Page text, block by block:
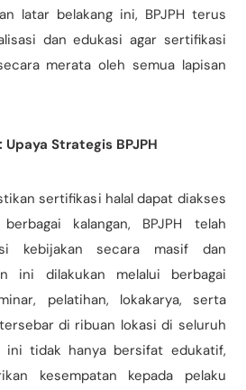
latar belakang ini, BPJPH terus
dan edukasi agar sertifikasi
merata oleh semua lapisan
Strategis BPJPH
sertifikasi halal dapat diakses
kalangan, BPJPH telah
kebijakan secara masif dan
ini dilakukan melalui berbagai
pelatihan, lokakarya, serta
di ribuan lokasi di seluruh
ini tidak hanya bersifat edukatif,
kesempatan kepada pelaku